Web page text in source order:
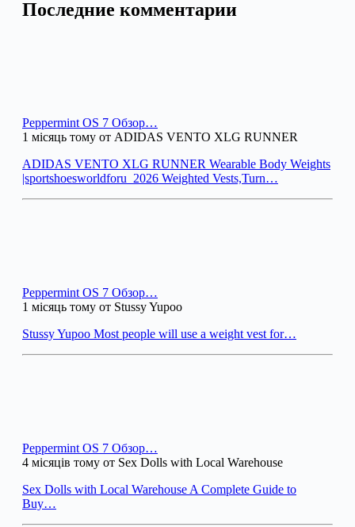
Последние комментарии
Peppermint OS 7 Обзор…
1 місяць тому от ADIDAS VENTO XLG RUNNER
ADIDAS VENTO XLG RUNNER Wearable Body Weights
|sportshoesworldforu_2026 Weighted Vests,Turn…
Peppermint OS 7 Обзор…
1 місяць тому от Stussy Yupoo
Stussy Yupoo Most people will use a weight vest for…
Peppermint OS 7 Обзор…
4 місяців тому от Sex Dolls with Local Warehouse
Sex Dolls with Local Warehouse A Complete Guide to
Buy…